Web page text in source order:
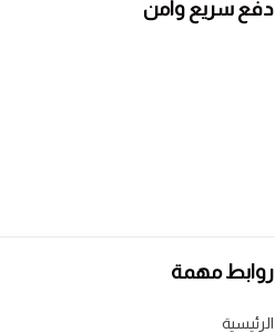
دفع سريع وآمن
روابط مهمة
الرئيسية